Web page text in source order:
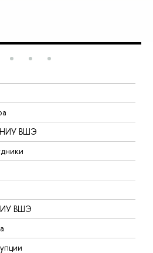
НИУ ВШЭ
ВШЭ